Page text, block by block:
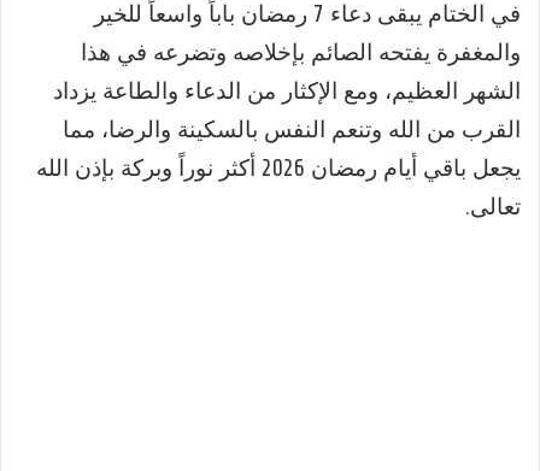
في الختام يبقى دعاء 7 رمضان باباً واسعاً للخير
والمغفرة يفتحه الصائم بإخلاصه وتضرعه في هذا
الشهر العظيم، ومع الإكثار من الدعاء والطاعة يزداد
القرب من الله وتنعم النفس بالسكينة والرضا، مما
يجعل باقي أيام رمضان 2026 أكثر نوراً وبركة بإذن الله
تعالى.